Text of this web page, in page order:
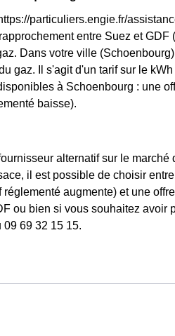
particuliers.engie.fr/
entre Suez et GDF
Dans votre ville
gaz. Il s'agit d'un tarif sur le
à Schoenbourg : une
baisse).
alternatif sur le marché
il est possible de choisir
augmente) et une
ou bien si vous souhaitez avoir
69 32 15 15.